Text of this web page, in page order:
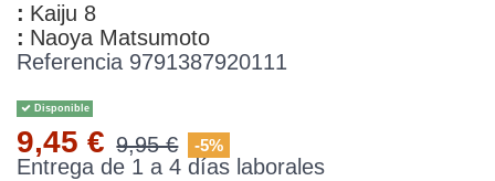
: Kaiju 8
: Naoya Matsumoto
Referencia 9791387920111
Disponible
9,45 € 9,95 € -5%
Entrega de 1 a 4 días laborales